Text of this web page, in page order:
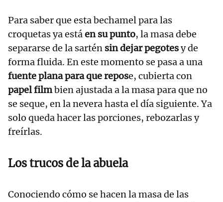
Para saber que esta bechamel para las
croquetas ya estáen su punto, la masa debe
separarse de la sartén sin dejar pegotesy de
forma fluida. En este momento se pasa a una
fuente plana para que repose, cubierta con
papel filmbien ajustada a la masa para que no
se seque, en la nevera hasta el día siguiente. Ya
solo queda hacer las porciones, rebozarlas y
freírlas.
Los trucos de la abuela
Conociendo cómo se hacen la masa de las